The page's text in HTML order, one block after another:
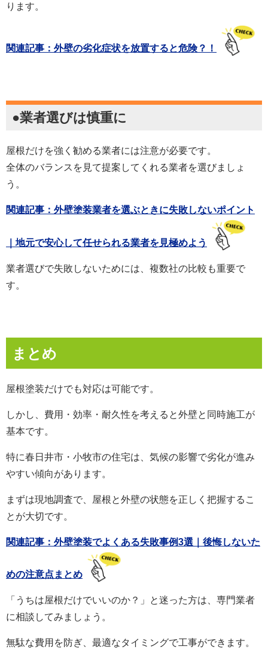
ります。
関連記事：外壁の劣化症状を放置すると危険？！
●業者選びは慎重に
屋根だけを強く勧める業者には注意が必要です。
全体のバランスを見て提案してくれる業者を選びましょ
う。
関連記事：外壁塗装業者を選ぶときに失敗しないポイント
｜地元で安心して任せられる業者を見極めよう
業者選びで失敗しないためには、複数社の比較も重要で
す。
まとめ
屋根塗装だけでも対応は可能です。
しかし、費用・効率・耐久性を考えると外壁と同時施工が
基本です。
特に春日井市・小牧市の住宅は、気候の影響で劣化が進み
やすい傾向があります。
まずは現地調査で、屋根と外壁の状態を正しく把握するこ
とが大切です。
関連記事：外壁塗装でよくある失敗事例3選｜後悔しないた
めの注意点まとめ
「うちは屋根だけでいいのか？」と迷った方は、専門業者
に相談してみましょう。
無駄な費用を防ぎ、最適なタイミングで工事ができます。